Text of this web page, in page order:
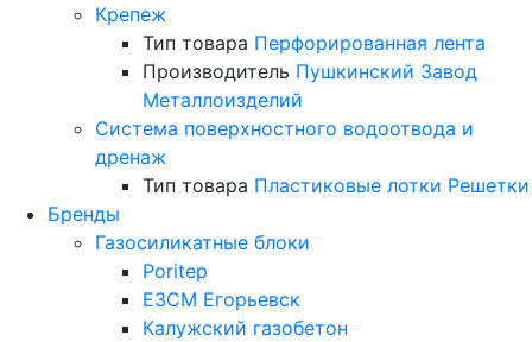
Крепеж
Тип товара Перфорированная лента
Производитель Пушкинский Завод
Металлоизделий
Система поверхностного водоотвода и
дренаж
Тип товара Пластиковые лотки Решетки
Бренды
Газосиликатные блоки
Poritep
ЕЗСМ Егорьевск
Калужский газобетон